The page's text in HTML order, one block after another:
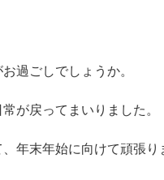
過ごしでしょうか。
が戻ってまいりました。
年末年始に向けて頑張り